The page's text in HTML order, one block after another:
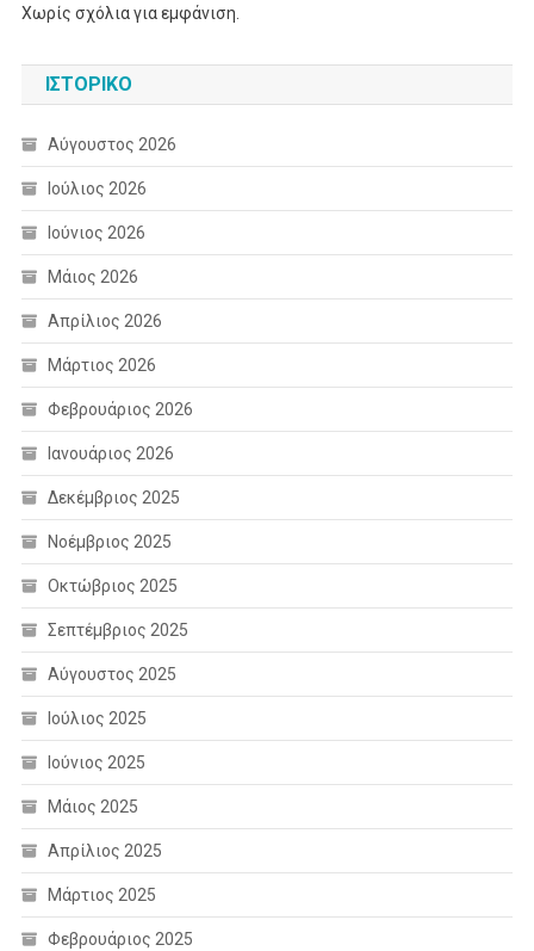
Χωρίς σχόλια για εμφάνιση.
ΙΣΤΟΡΙΚΌ
Αύγουστος 2026
Ιούλιος 2026
Ιούνιος 2026
Μάιος 2026
Απρίλιος 2026
Μάρτιος 2026
Φεβρουάριος 2026
Ιανουάριος 2026
Δεκέμβριος 2025
Νοέμβριος 2025
Οκτώβριος 2025
Σεπτέμβριος 2025
Αύγουστος 2025
Ιούλιος 2025
Ιούνιος 2025
Μάιος 2025
Απρίλιος 2025
Μάρτιος 2025
Φεβρουάριος 2025